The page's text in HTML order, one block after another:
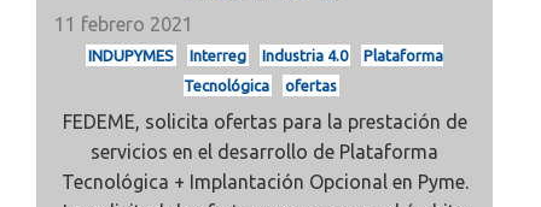
11 febrero 2021
INDUPYMES Interreg Industria 4.0
Plataforma
Tecnológica
ofertas
FEDEME, solicita ofertas para la prestación de
servicios en el desarrollo de Plataforma
Tecnológica + Implantación Opcional en Pyme.